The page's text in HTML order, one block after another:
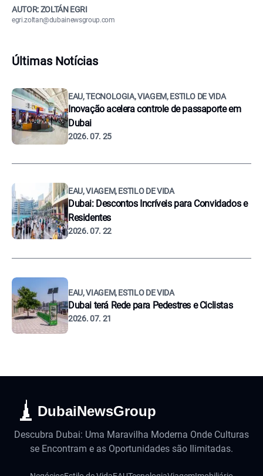
AUTOR: ZOLTÁN EGRI
egri.zoltan@dubainewsgroup.com
Últimas Notícias
EAU, TECNOLOGIA, VIAGEM, ESTILO DE VIDA
Inovação acelera controle de passaporte em
Dubai
2026. 07. 25
EAU, VIAGEM, ESTILO DE VIDA
Dubai: Descontos Incríveis para Convidados e
Residentes
2026. 07. 22
EAU, VIAGEM, ESTILO DE VIDA
Dubai terá Rede para Pedestres e Ciclistas
2026. 07. 21
DubaiNewsGroup
Descubra Dubai: Uma Maravilha Moderna Onde Culturas
se Encontram e as Oportunidades são Ilimitadas.